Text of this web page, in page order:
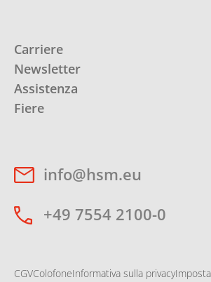
Carriere
Newsletter
Assistenza
Fiere
info@hsm.eu
+49 7554 2100-0
CGVColofoneInformativa sulla privacy